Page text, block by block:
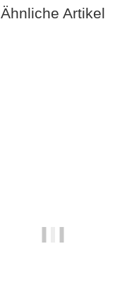
Ähnliche Artikel